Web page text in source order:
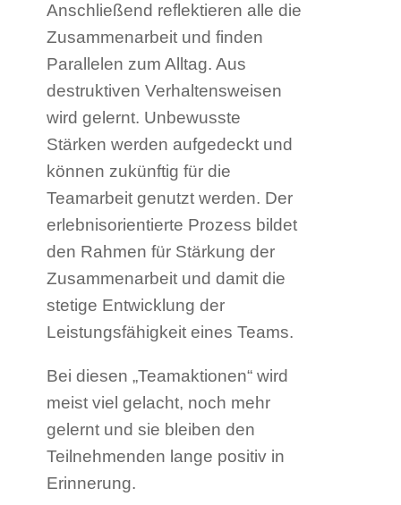
Anschließend reflektieren alle die
Zusammenarbeit und finden
Parallelen zum Alltag. Aus
destruktiven Verhaltensweisen
wird gelernt. Unbewusste
Stärken werden aufgedeckt und
können zukünftig für die
Teamarbeit genutzt werden. Der
erlebnisorientierte Prozess bildet
den Rahmen für Stärkung der
Zusammenarbeit und damit die
stetige Entwicklung der
Leistungsfähigkeit eines Teams.
Bei diesen „Teamaktionen“ wird
meist viel gelacht, noch mehr
gelernt und sie bleiben den
Teilnehmenden lange positiv in
Erinnerung.